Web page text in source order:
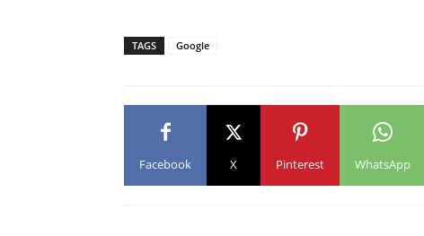
TAGS Google
Facebook X Pinterest WhatsApp